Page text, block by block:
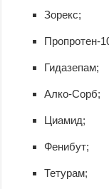
Зорекс;
Пропротен-
Гидазепам;
Алко-Сорб;
Циамид;
Фенибут;
Тетурам;